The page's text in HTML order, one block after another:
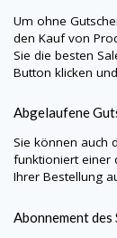
Um ohne
den Kauf von
Sie die besten
Button klicken
Abgelaufene
Sie können auch
funktioniert einer
Ihrer Bestellung
Abonnement des